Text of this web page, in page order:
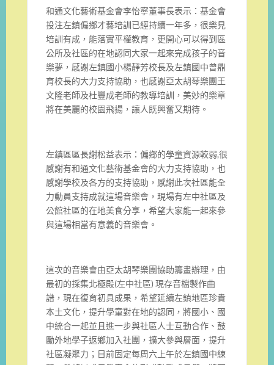
和通文化藝術基金會李怡寧董事長表示：基金會
投注左鎮偏鄉才藝培訓已經持續一年多，很樂見
培訓有成，能落實平權教育，更開心可以得到區
公所及社區的在地認同大家一起來完成孩子的音
樂夢，感謝左鎮國小楊靜芳校長及左鎮國中曾鼎
育校長的大力支持協助，也感謝亞太胡琴樂團王
文隆老師及杜豐成老師的教導培訓，美妙的樂章
將在美麗的校園飛揚，讓人既興奮又期待。
左鎮區區長謝松益表示：偏鄉的學童資源較弱,很
感謝有和通文化藝術基金會的大力支持協助，也
感謝學校及各方的支持協助，感謝此次社區能全
力動員支持成就這場音樂會，現場有左中社區及
公館社區的在地美食分享，希望大家能一起來參
與這場相當有意義的音樂會。
這次的音樂會由亞太胡琴樂團協助籌畫辦理，由
最初的採集北極殿(左中社區) 現存音檔製作曲
譜，現在復育初具成果，希望延續左鎮地區珍貴
本土文化，提升學童對在地的認同，將國小、國
中統合一起並且進一步與社區人士互動合作、鼓
勵外地學子返鄉加入社團，擴大參與層面，提升
社區凝聚力；目前固定每周六上午於左鎮國中練